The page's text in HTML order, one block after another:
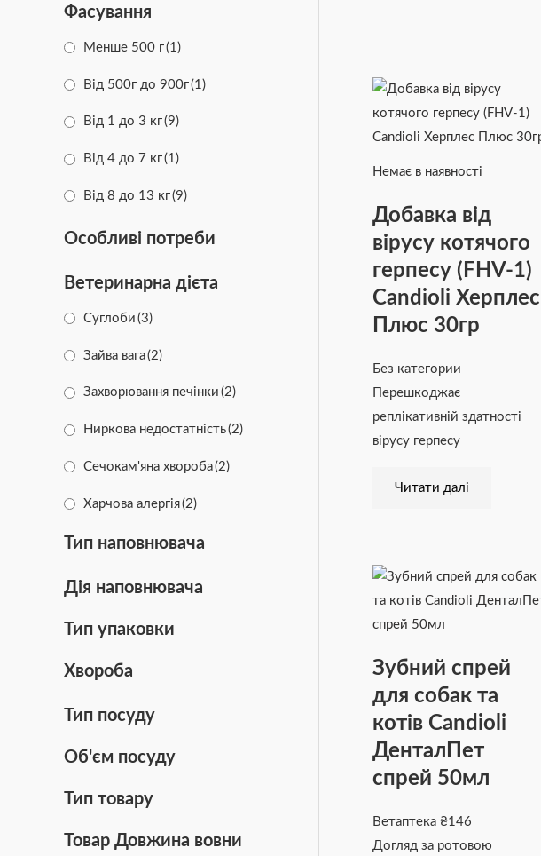
Фасування
Менше 500 г(1)
Від 500г до 900г(1)
Від 1 до 3 кг(9)
Від 4 до 7 кг(1)
Від 8 до 13 кг(9)
Особливі потреби
Ветеринарна дієта
Cуглоби (3)
Зайва вага(2)
Захворювання печінки (2)
Ниркова недостатність(2)
Сечокам'яна хвороба(2)
Харчова алергія(2)
Цукровий діабет(2)
Тип наповнювача
Дія наповнювача
Тип упаковки
Хвороба
Тип посуду
Об'єм посуду
Тип товару
Товар Довжина вовни
Немає в наявності
Добавка від
вірусу котячого
герпесу (FHV-1)
Candioli Херплес
Плюс 30гр
Без категории
Перешкоджає
реплікативній здатності
вірусу герпесу
Читати далі
Зубний спрей
для собак та
котів Candioli
ДенталПет
спрей 50мл
Ветаптека ₴146
Догляд за ротовою